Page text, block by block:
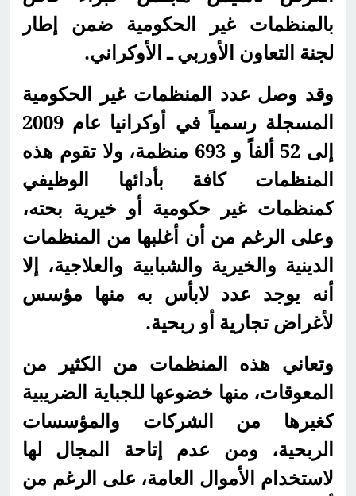
بالمنظمات غير الحكومية ضمن إطار
لجنة التعاون الأوربي ـ الأوكراني.
وقد وصل عدد المنظمات غير الحكومية
المسجلة رسمياً في أوكرانيا عام 2009
إلى 52 ألفاً و 693 منظمة، ولا تقوم هذه
المنظمات كافة بأدائها الوظيفي
كمنظمات غير حكومية أو خيرية بحته،
وعلى الرغم من أن أغلبها من المنظمات
الدينية والخيرية والشبابية والعلاجية، إلا
أنه يوجد عدد لابأس به منها مؤسس
لأغراض تجارية أو ربحية.
وتعاني هذه المنظمات من الكثير من
المعوقات، منها خضوعها للجباية الضريبية
كغيرها من الشركات والمؤسسات
الربحية، ومن عدم إتاحة المجال لها
لاستخدام الأموال العامة، على الرغم من